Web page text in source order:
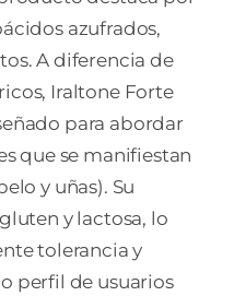
azufrados,
A diferencia de
Iraltone Forte
para abordar
que se manifiestan
y uñas). Su
y lactosa, lo
tolerancia y
perfil de usuarios